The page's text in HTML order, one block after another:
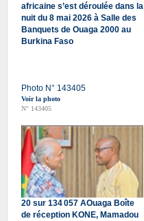
africaine s’est déroulée dans la
nuit du 8 mai 2026 à Salle des
Banquets de Ouaga 2000 au
Burkina Faso
Photo N° 143405
Voir la photo
N° 143405
20 sur 134 057 AOuaga Boîte
de réception KONE, Mamadou